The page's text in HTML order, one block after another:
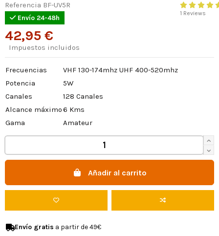
1 Reviews
Referencia BF-UV5R
Envío 24-48h
42,95 €
Impuestos incluidos
Frecuencias
VHF 130-174mhz UHF 400-520mhz
Potencia
5W
Canales
128 Canales
Alcance máximo6 Kms
Gama
Amateur
Añadir al carrito
Envío gratis a partir de 49€